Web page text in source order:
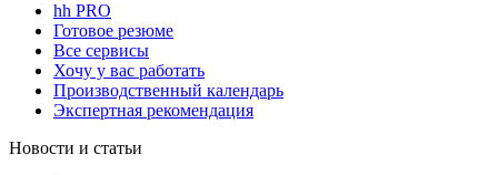
hh PRO
Готовое резюме
Все сервисы
Хочу у вас работать
Производственный календарь
Экспертная рекомендация
Новости и статьи